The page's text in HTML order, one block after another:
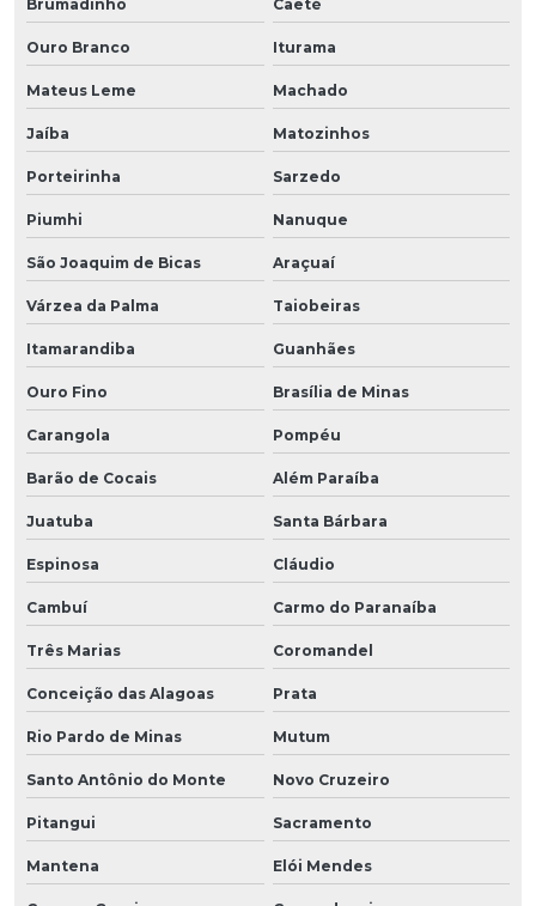
Brumadinho Caeté
Ouro Branco Iturama
Mateus Leme Machado
Jaíba Matozinhos
Porteirinha Sarzedo
Piumhi Nanuque
São Joaquim de Bicas Araçuaí
Várzea da Palma Taiobeiras
Itamarandiba Guanhães
Ouro Fino Brasília de Minas
Carangola Pompéu
Barão de Cocais Além Paraíba
Juatuba Santa Bárbara
Espinosa Cláudio
Cambuí Carmo do Paranaíba
Três Marias Coromandel
Conceição das Alagoas Prata
Rio Pardo de Minas Mutum
Santo Antônio do Monte Novo Cruzeiro
Pitangui Sacramento
Mantena Elói Mendes